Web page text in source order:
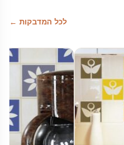
לכל המדבקות ←